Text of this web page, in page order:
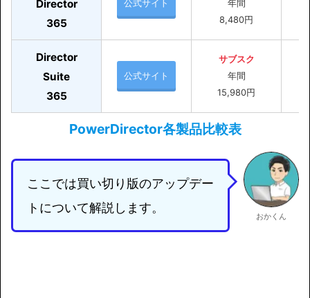
Director
365
公式サイト
年間
8,480円
Director
Suite
365
公式サイト
サブスク
年間
15,980円
PowerDirector各製品比較表
ここでは買い切り版のアップデー
トについて解説します。
おかくん